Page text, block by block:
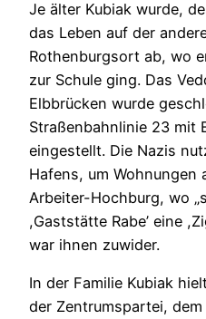
Je älter Kubiak wurde,
das Leben auf der
Rothenburgsort ab, wo
zur Schule ging. Das
Elbbrücken wurde
Straßenbahnlinie 23 mit
eingestellt. Die Nazis
Hafens, um Wohnungen
Arbeiter-Hochburg, wo
,Gaststätte Rabe’ eine
war ihnen zuwider.
In der Familie Kubiak
der Zentrumspartei,